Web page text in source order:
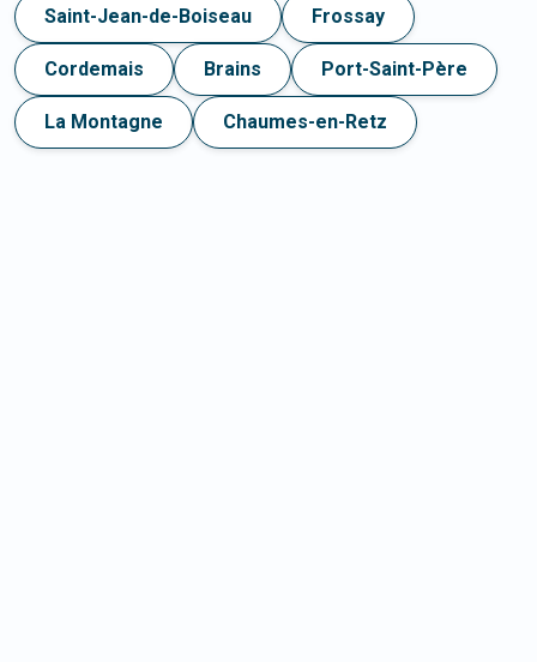
Saint-Jean-de-Boiseau Frossay
Cordemais Brains Port-Saint-Père
La Montagne Chaumes-en-Retz